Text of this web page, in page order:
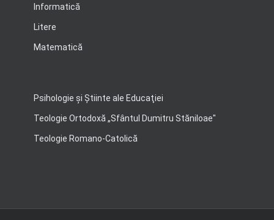
Informatică
Litere
Matematică
Psihologie şi Ştiinte ale Educaţiei
Teologie Ortodoxă „Sfântul Dumitru Stăniloae"
Teologie Romano-Catolică